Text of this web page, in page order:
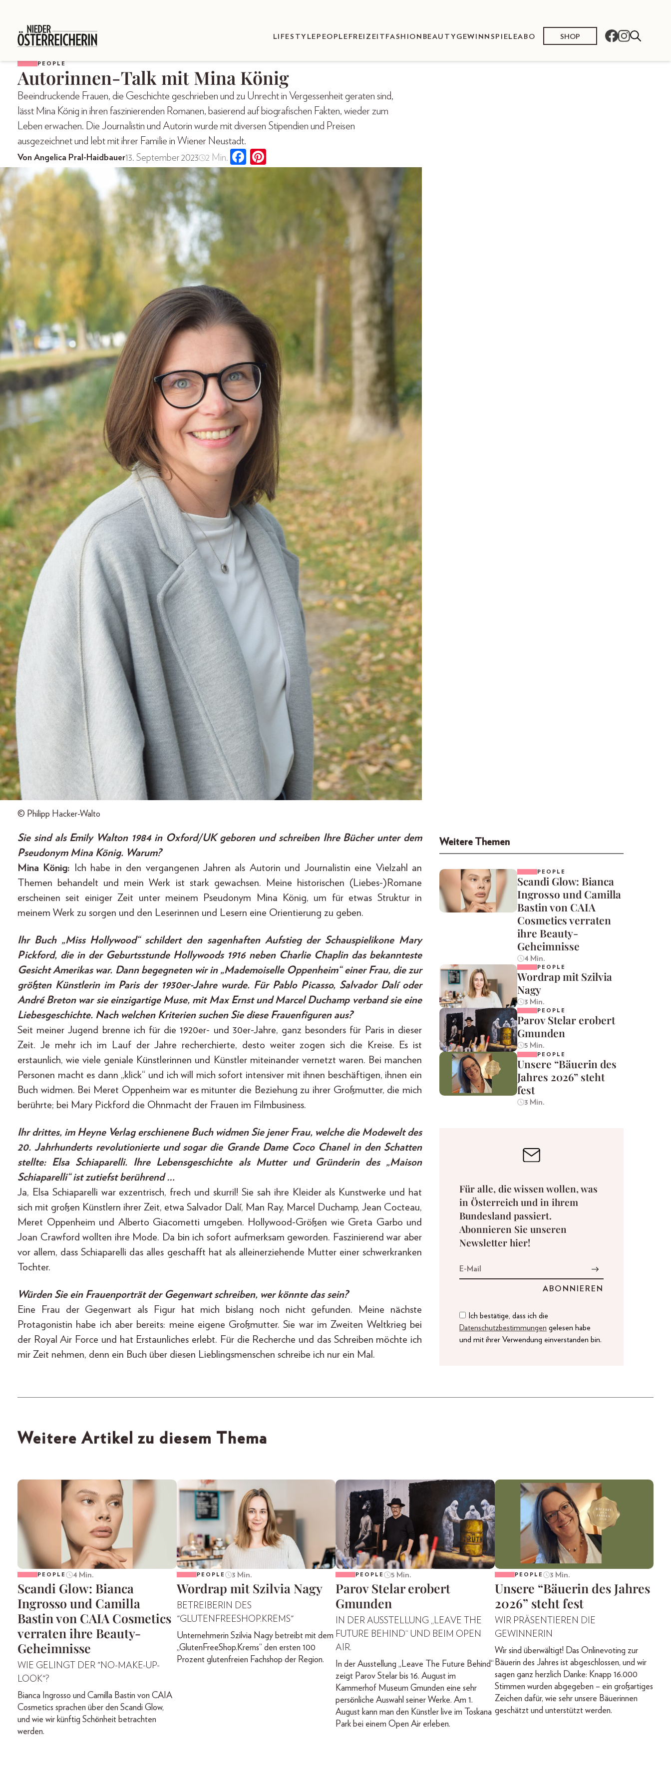
LIFESTYLE PEOPLE FREIZEIT FASHION BEAUTY GEWINNSPIELEABO SHOP
PEOPLE
Autorinnen-Talk mit Mina König
Beeindruckende Frauen, die Geschichte geschrieben und zu Unrecht in Vergessenheit geraten sind,
lässt Mina König in ihren faszinierenden Romanen, basierend auf biografischen Fakten, wieder zum
Leben erwachen. Die Journalistin und Autorin wurde mit diversen Stipendien und Preisen
ausgezeichnet und lebt mit ihrer Familie in Wiener Neustadt.
Von Angelica Pral-Haidbauer13. September 2023 2 Min.
© Philipp Hacker-Walto
Sie sind als Emily Walton 1984 in Oxford/UK geboren und schreiben Ihre Bücher unter dem
Pseudonym Mina König. Warum?
Mina König: Ich habe in den vergangenen Jahren als Autorin und Journalistin eine Vielzahl an
Themen behandelt und mein Werk ist stark gewachsen. Meine historischen (Liebes-)Romane
erscheinen seit einiger Zeit unter meinem Pseudonym Mina König, um für etwas Struktur in
meinem Werk zu sorgen und den Leserinnen und Lesern eine Orientierung zu geben.
Ihr Buch „Miss Hollywood“ schildert den sagenhaften Aufstieg der Schauspielikone Mary
Pickford, die in der Geburtsstunde Hollywoods 1916 neben Charlie Chaplin das bekannteste
Gesicht Amerikas war. Dann begegneten wir in „Mademoiselle Oppenheim“ einer Frau, die zur
größten Künstlerin im Paris der 1930er-Jahre wurde. Für Pablo Picasso, Salvador Dalí oder
André Breton war sie einzigartige Muse, mit Max Ernst und Marcel Duchamp verband sie eine
Liebesgeschichte. Nach welchen Kriterien suchen Sie diese Frauenfiguren aus?
Seit meiner Jugend brenne ich für die 1920er- und 30er-Jahre, ganz besonders für Paris in dieser
Zeit. Je mehr ich im Lauf der Jahre recherchierte, desto weiter zogen sich die Kreise. Es ist
erstaunlich, wie viele geniale Künstlerinnen und Künstler miteinander vernetzt waren. Bei manchen
Personen macht es dann „klick“ und ich will mich sofort intensiver mit ihnen beschäftigen, ihnen ein
Buch widmen. Bei Meret Oppenheim war es mitunter die Beziehung zu ihrer Großmutter, die mich
berührte; bei Mary Pickford die Ohnmacht der Frauen im Filmbusiness.
Ihr drittes, im Heyne Verlag erschienene Buch widmen Sie jener Frau, welche die Modewelt des
20. Jahrhunderts revolutionierte und sogar die Grande Dame Coco Chanel in den Schatten
stellte: Elsa Schiaparelli. Ihre Lebensgeschichte als Mutter und Gründerin des „Maison
Schiaparelli“ ist zutiefst berührend …
Ja, Elsa Schiaparelli war exzentrisch, frech und skurril! Sie sah ihre Kleider als Kunstwerke und hat
sich mit großen Künstlern ihrer Zeit, etwa Salvador Dalí, Man Ray, Marcel Duchamp, Jean Cocteau,
Meret Oppenheim und Alberto Giacometti umgeben. Hollywood-Größen wie Greta Garbo und
Joan Crawford wollten ihre Mode. Da bin ich sofort aufmerksam geworden. Faszinierend war aber
vor allem, dass Schiaparelli das alles geschafft hat als alleinerziehende Mutter einer schwerkranken
Tochter.
Würden Sie ein Frauenporträt der Gegenwart schreiben, wer könnte das sein?
Eine Frau der Gegenwart als Figur hat mich bislang noch nicht gefunden. Meine nächste
Protagonistin habe ich aber bereits: meine eigene Großmutter. Sie war im Zweiten Weltkrieg bei
der Royal Air Force und hat Erstaunliches erlebt. Für die Recherche und das Schreiben möchte ich
mir Zeit nehmen, denn ein Buch über diesen Lieblingsmenschen schreibe ich nur ein Mal.
Weitere Themen
PEOPLE
Scandi Glow: Bianca
Ingrosso und Camilla
Bastin von CAIA
Cosmetics verraten
ihre Beauty-
Geheimnisse
4 Min.
PEOPLE
Wordrap mit Szilvia
Nagy
3 Min.
PEOPLE
Parov Stelar erobert
Gmunden
5 Min.
PEOPLE
Unsere “Bäuerin des
Jahres 2026” steht
fest
3 Min.
Für alle, die wissen wollen, was
in Österreich und in ihrem
Bundesland passiert.
Abonnieren Sie unseren
Newsletter hier!
Ich bestätige, dass ich die
Datenschutzbestimmungen gelesen habe
und mit ihrer Verwendung einverstanden bin.
Weitere Artikel zu diesem Thema
PEOPLE 4 Min.
Scandi Glow: Bianca
Ingrosso und Camilla
Bastin von CAIA Cosmetics
verraten ihre Beauty-
Geheimnisse
WIE GELINGT DER "NO-MAKE-UP-
LOOK"?
Bianca Ingrosso und Camilla Bastin von CAIA
Cosmetics sprachen über den Scandi Glow,
und wie wir künftig Schönheit betrachten
werden.
PEOPLE 3 Min.
Wordrap mit Szilvia Nagy
BETREIBERIN DES
"GLUTENFREESHOP.KREMS"
Unternehmerin Szilvia Nagy betreibt mit dem
„GlutenFreeShop.Krems“ den ersten 100
Prozent glutenfreien Fachshop der Region.
PEOPLE 5 Min.
Parov Stelar erobert
Gmunden
IN DER AUSSTELLUNG „LEAVE THE
FUTURE BEHIND“ UND BEIM OPEN
AIR.
In der Ausstellung „Leave The Future Behind“
zeigt Parov Stelar bis 16. August im
Kammerhof Museum Gmunden eine sehr
persönliche Auswahl seiner Werke. Am 1.
August kann man den Künstler live im Toskana
Park bei einem Open Air erleben.
PEOPLE 3 Min.
Unsere “Bäuerin des Jahres
2026” steht fest
WIR PRÄSENTIEREN DIE
GEWINNERIN
Wir sind überwältigt! Das Onlinevoting zur
Bäuerin des Jahres ist abgeschlossen, und wir
sagen ganz herzlich Danke: Knapp 16.000
Stimmen wurden abgegeben – ein großartiges
Zeichen dafür, wie sehr unsere Bäuerinnen
geschätzt und unterstützt werden.